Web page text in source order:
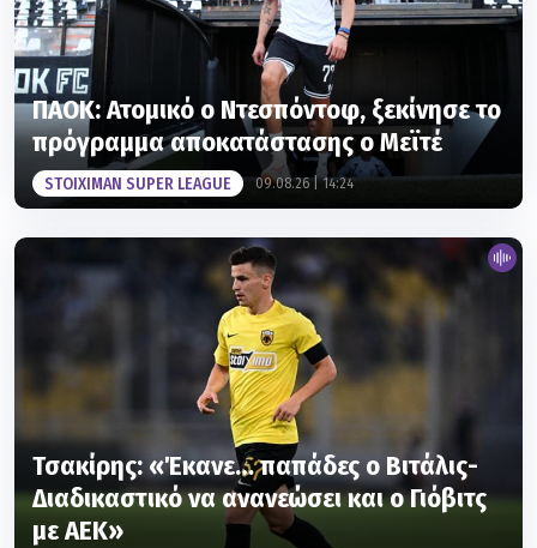
ΠΑΟΚ: Ατομικό ο Ντεσπόντοφ, ξεκίνησε το
πρόγραμμα αποκατάστασης ο Μεϊτέ
STOIXIMAN SUPER LEAGUE 09.08.26 | 14:24
Τσακίρης: «Έκανε… παπάδες ο Βιτάλις-
Διαδικαστικό να ανανεώσει και ο Γιόβιτς
με ΑΕΚ»